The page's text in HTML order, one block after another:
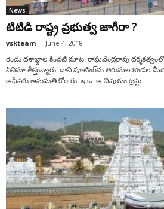
News
టిటిడి రాష్ట్ర ప్రభుత్వ జాగీరా ?
vskteam - June 4, 2018
రెండు దశాబ్దాల కిందటి మాట. రాఘవేంద్రరావు
సినిమా తీస్తున్నారు. దాని షూటింగ్‌ను తిరుమల కొండల
ఆఫీసరు అనుమతి కోరారు. ఇ.ఒ. ఆ విషయం ట్రస్టు...